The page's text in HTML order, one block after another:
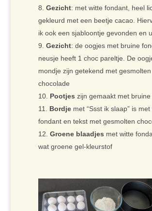
Gezicht: met witte fondant, heel
gekleurd met een beetje cacao.
ik ook een sjabloontje gevonden en
Gezicht: de oogjes met bruine
neusje heeft 1 choc pareltje. De
mondje zijn getekend met gesmolten
chocolade
Pootjes zijn gemaakt met
Bordjemet “Ssst ik slaap” is met
fondant en tekst met gesmolten
Groene blaadjes met witte
wat groene gel-kleurstof